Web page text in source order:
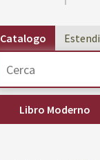
Catalogo
Libro Moderno